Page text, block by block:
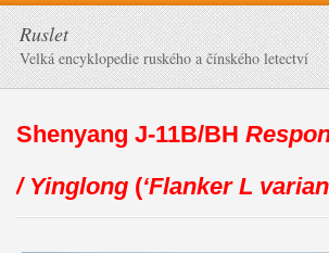
Ruslet
Velká encyklopedie ruského a čínského letectví
Shenyang J-11B/BH
/ Yinglong (‘Flanker L